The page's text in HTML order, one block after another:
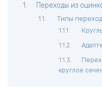
Переходы из
Типы
круглое